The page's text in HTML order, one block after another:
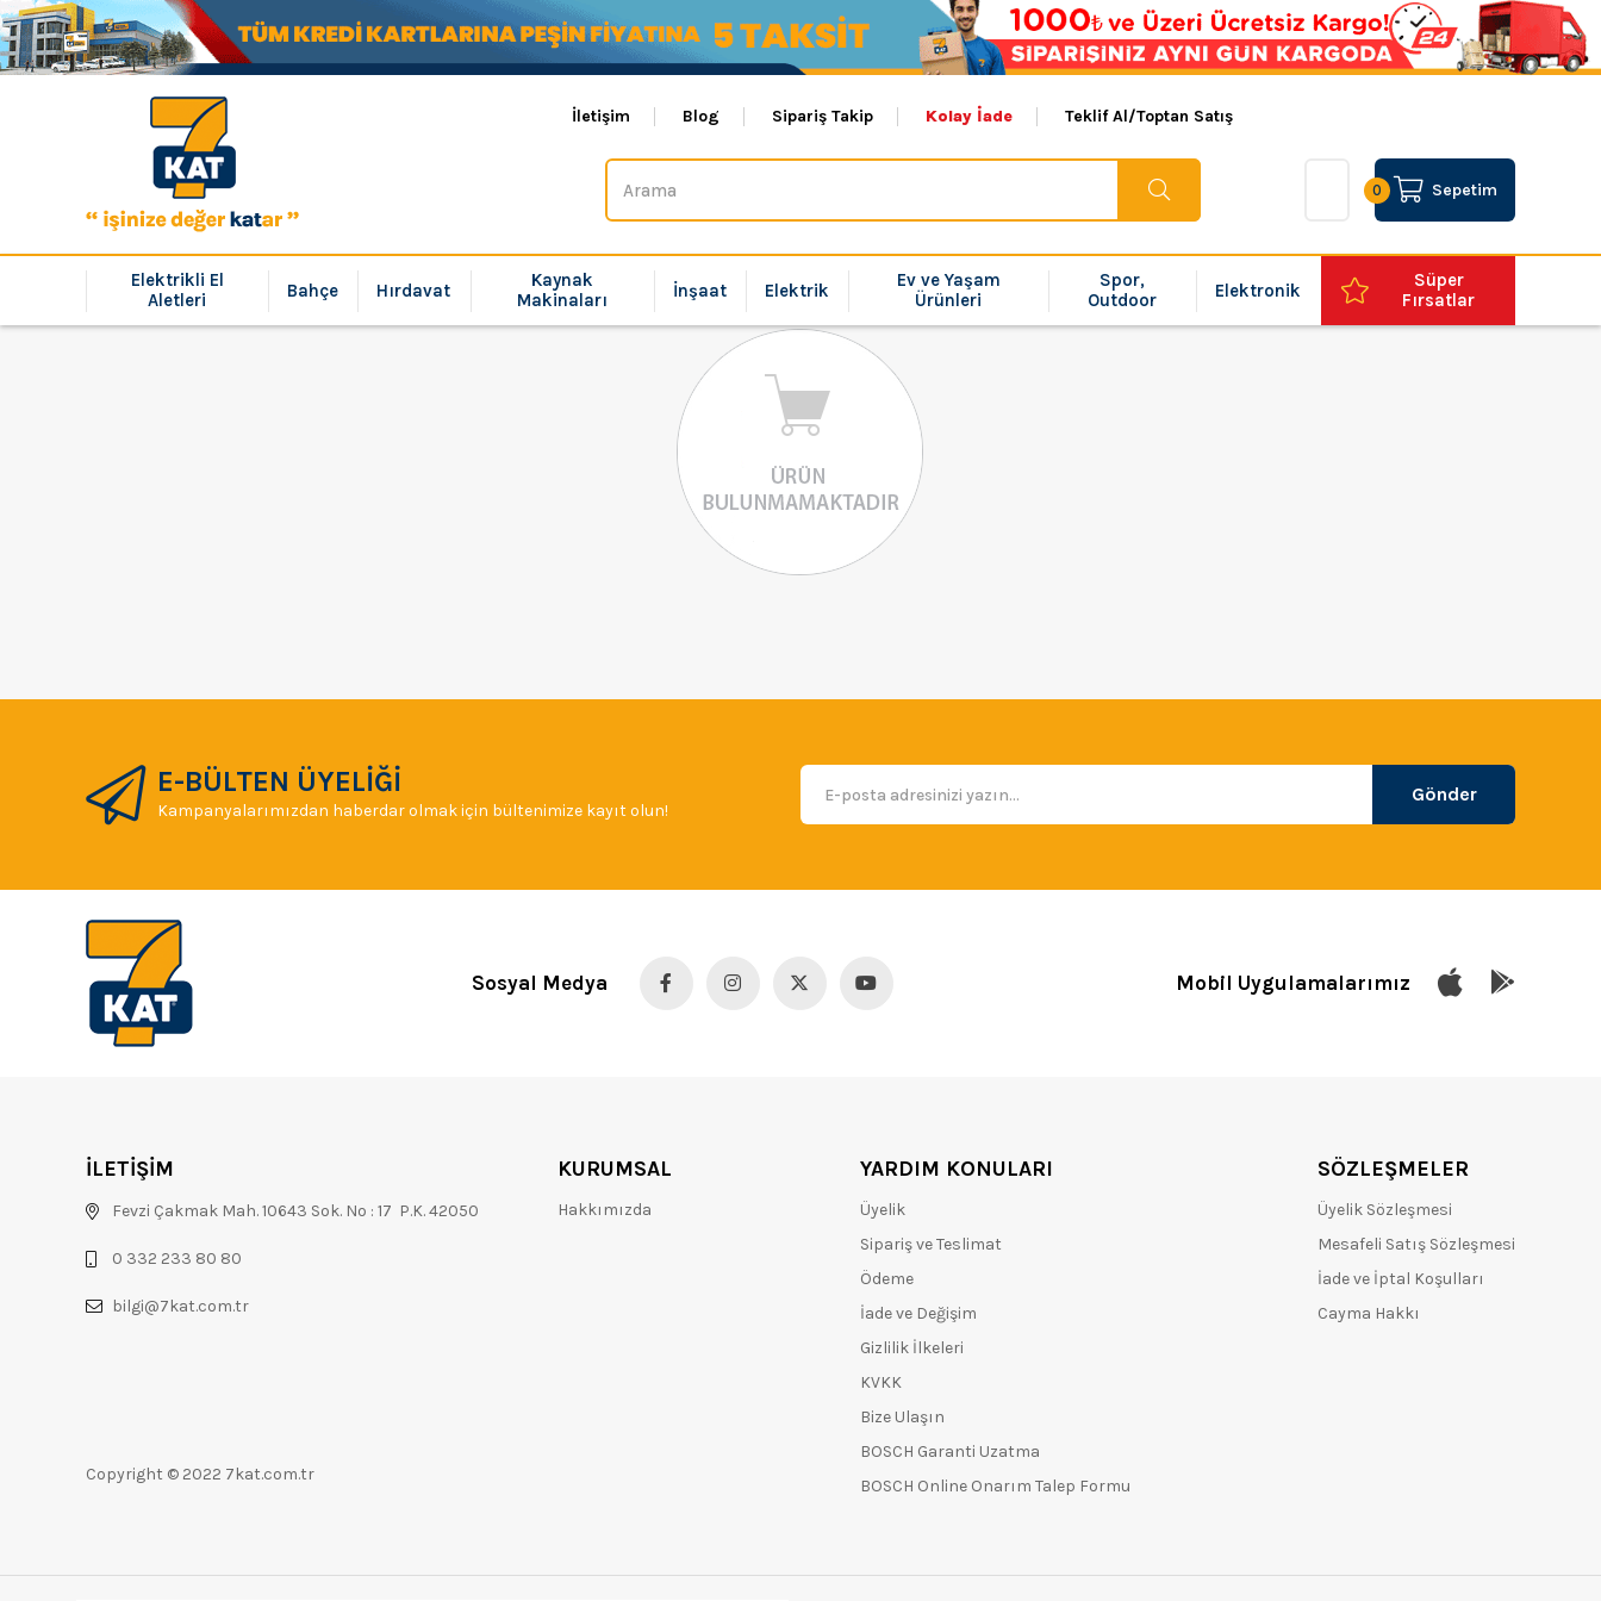
İletişim Blog Sipariş Takip Kolay İade Teklif Al/Toptan Satış
Sepetim
0
Elektrikli El
Aletleri
Bahçe Hırdavat
Kaynak
Makinaları
İnşaat Elektrik
Ev ve Yaşam
Ürünleri
Spor,
Outdoor
Elektronik
Süper
Fırsatlar
E-BÜLTEN ÜYELİĞİ
Kampanyalarımızdan haberdar olmak için bültenimize kayıt olun!
Gönder
Sosyal Medya Mobil Uygulamalarımız
İLETİŞİM
Fevzi Çakmak Mah. 10643 Sok. No : 17 P.K. 42050
0 332 233 80 80
bilgi@7kat.com.tr
Copyright © 2022 7kat.com.tr
KURUMSAL
Hakkımızda
YARDIM KONULARI
Üyelik
Sipariş ve Teslimat
Ödeme
İade ve Değişim
Gizlilik İlkeleri
KVKK
Bize Ulaşın
BOSCH Garanti Uzatma
BOSCH Online Onarım Talep Formu
SÖZLEŞMELER
Üyelik Sözleşmesi
Mesafeli Satış Sözleşmesi
İade ve İptal Koşulları
Cayma Hakkı